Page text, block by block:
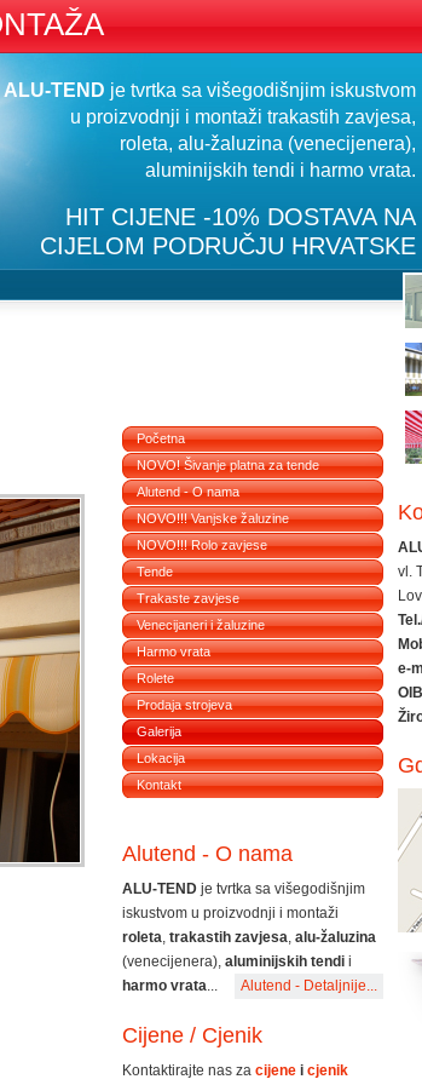
ALU-TEND je tvrtka sa višegodišnjim iskustvom
u proizvodnji i montaži trakastih zavjesa,
roleta, alu-žaluzina (venecijenera),
aluminijskih tendi i harmo vrata.
HIT CIJENE -10% DOSTAVA NA
CIJELOM PODRUČJU HRVATSKE
Početna
NOVO! Šivanje platna za tende
Alutend - O nama
NOVO!!! Vanjske žaluzine
NOVO!!! Rolo zavjese
Tende
Trakaste zavjese
Venecijaneri i žaluzine
Harmo vrata
Rolete
Prodaja strojeva
Galerija
Lokacija
Kontakt
Alutend - O nama
ALU-TEND je tvrtka sa višegodišnjim
iskustvom u proizvodnji i montaži
roleta, trakastih zavjesa, alu-žaluzina
(venecijenera), aluminijskih tendi i
harmo vrata... Alutend - Detaljnije...
Cijene / Cjenik
Kontaktirajte nas za cijene i cjenik
vl.
e-
OIB